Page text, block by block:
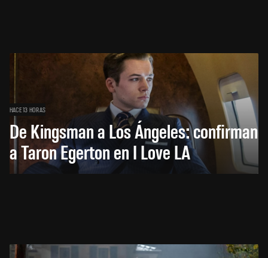
HACE 13 HORAS
De Kingsman a Los Ángeles: confirman
a Taron Egerton en I Love LA